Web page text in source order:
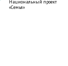
Национальный проект
«Семья»